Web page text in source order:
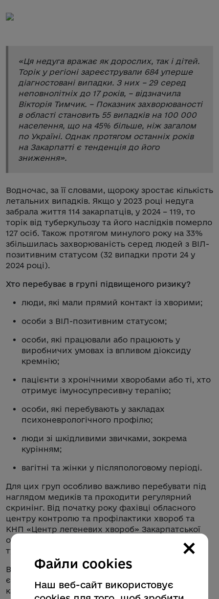
«Ця недуга вражає як дорослих, так і дітей.
Торік у регіоні зареєстрували 684 уперше
діагностовані випадки. З них – 29 серед
неповнолітніх до 17 років, – відзначила
Вікторія Тимчик. – Показник захворюваності
в області становить 55 випадків на 100 000
населення, що на 45% більше, ніж загалом
по Україні. Однак протягом останніх років
на Закарпатті є тенденція до його
зниження».
Водночас, за її словами, щороку зростає кількість
летальних випадків. Якщо у 2023 році недуга
забрала життя 114 закарпатців, у 2024 – 119, то
торік від туберкульозу та його наслідків померло
127 осіб. Також протягом минулого року на 33%
збільшилась захворюваність серед людей з ВІЛ-
позитивним статусом (32 випадки проти 24 у
2024 році).
Хто перебуває в групі підвищеного ризику?
люди, які мали прямий контакт із хворими;
особи з ВІЛ-позитивним статусом;
особи, які працювали або працюють у
виробничих умовах із впливом діоксиду
кремнію;
пацієнти з хронічними хворобами або ті, хто
отримує імуносупресивну терапію;
особи, які перебувають у закладах
психоневрологічного профілю;
люди зі шкідливими звичками, зокрема
курінням;
вагітні та жінки у післяпологовому періоді.
Для цих груп особливо важливо перебувати під
наглядом медиків та проходити регулярний
скринінг. Від початку року фахівці обласного
центру контролю та профілактики хвороб та
КНП «Центр легеневих хвороб» Закарпатської
обласної ради здійснили 62 дослідження на
туберкульоз, у 13 випадках діагноз підтвердили.
Важливим інструментом протидії туберкульозу
є вакцинація. Згідно з оновленим Національним
календарем профілактичних щеплень дитина
×
Файли cookies
Наш веб-сайт використовує